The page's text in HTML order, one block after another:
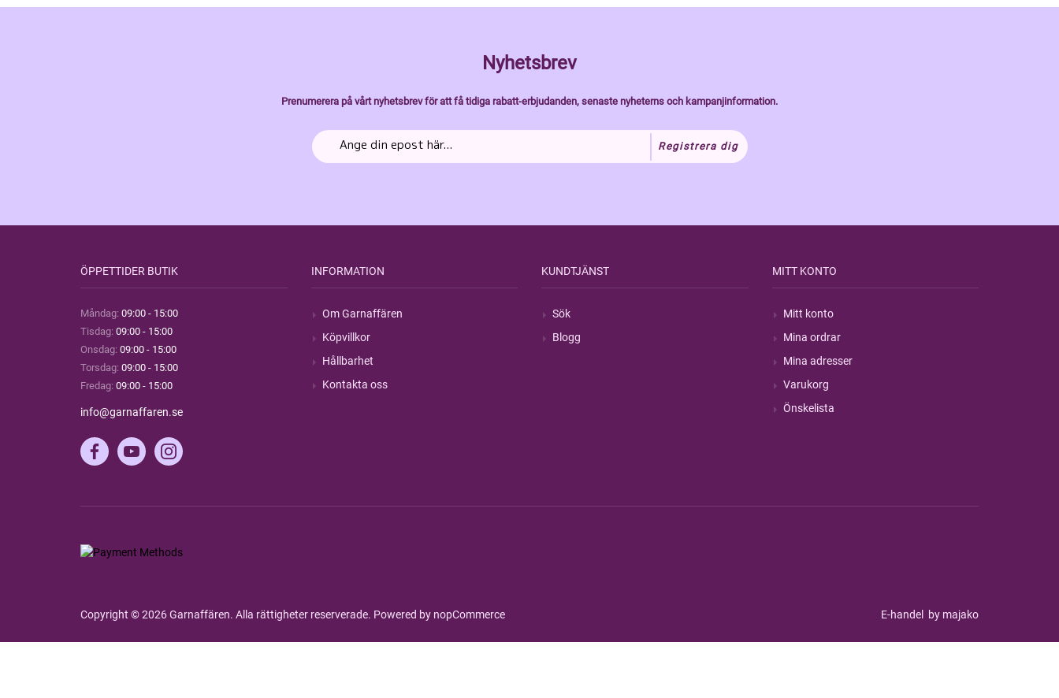
Nyhetsbrev
Prenumerera på vårt nyhetsbrev för att få tidiga rabatt-erbjudanden, senaste nyheterns och kampanjinformation.
Registrera dig
ÖPPETTIDER BUTIK
Måndag: 09:00 - 15:00
Tisdag: 09:00 - 15:00
Onsdag: 09:00 - 15:00
Torsdag: 09:00 - 15:00
Fredag: 09:00 - 15:00
info@garnaffaren.se
INFORMATION
Om Garnaffären
Köpvillkor
Hållbarhet
Kontakta oss
KUNDTJÄNST
Sök
Blogg
MITT KONTO
Mitt konto
Mina ordrar
Mina adresser
Varukorg
Önskelista
Copyright © 2026 Garnaffären. Alla rättigheter reserverade. Powered by nopCommerce E-handel by majako